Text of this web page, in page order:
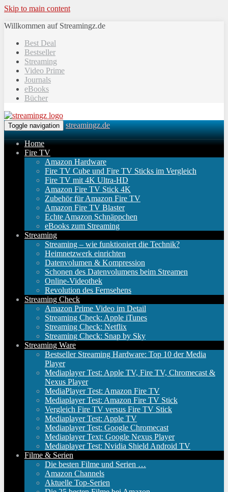
Skip to main content
Willkommen auf Streamingz.de
Best Deal
Bestseller
Streaming
Video Prime
Journals
eBooks
Bücher
Toggle navigation streamingz.de
Home
Fire TV
Amazon Hardware
Fire TV Cube und Fire TV Sticks im Vergleich
Fire TV mit 4K Ultra-HD
Amazon Fire TV Stick 4K
Zubehör für Amazon Fire TV
Amazon Fire TV Blaster
Echte Amazon Schnäppchen
eBooks zum Streaming
Streaming
Streaming – wie funktioniert die Technik?
Heimnetzwerk einrichten
Datenvolumen & Kompression
Schonen des Datenvolumens beim Streamen
Online-Videothek
Revolution des Fernsehens
Streaming Check
Amazon Prime Video im Detail
Streaming Check: Apple iTunes
Streaming Check: Netflix
Streaming Check: Snap by Sky
Streaming Ware
Bestseller Streaming Hardware: Top 10 der Media
Player
Mediaplayer Test: Apple TV, Fire TV, Chromecast &
Nexus Player
MediaPlayer Test: Amazon Fire TV
Mediaplayer Test: Amazon Fire TV Stick
Vergleich Fire TV versus Fire TV Stick
Mediaplayer Test: Apple TV
Mediaplayer Test: Google Chromecast
Mediaplayer Text: Google Nexus Player
Mediaplayer Test: Nvidia Shield Android TV
Filme & Serien
Die besten Filme und Serien …
Amazon Channels
Aktuelle Top-Serien